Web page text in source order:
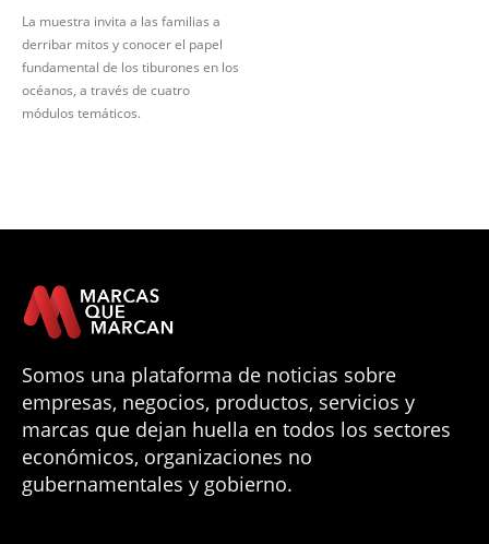
La muestra invita a las familias a
derribar mitos y conocer el papel
fundamental de los tiburones en los
océanos, a través de cuatro
módulos temáticos.
Somos una plataforma de noticias sobre
empresas, negocios, productos, servicios y
marcas que dejan huella en todos los sectores
económicos, organizaciones no
gubernamentales y gobierno.